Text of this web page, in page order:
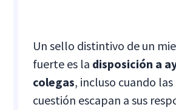
Un sello distintivo de un
fuerte es la disposición a
colegas, incluso cuando
cuestión escapan a sus